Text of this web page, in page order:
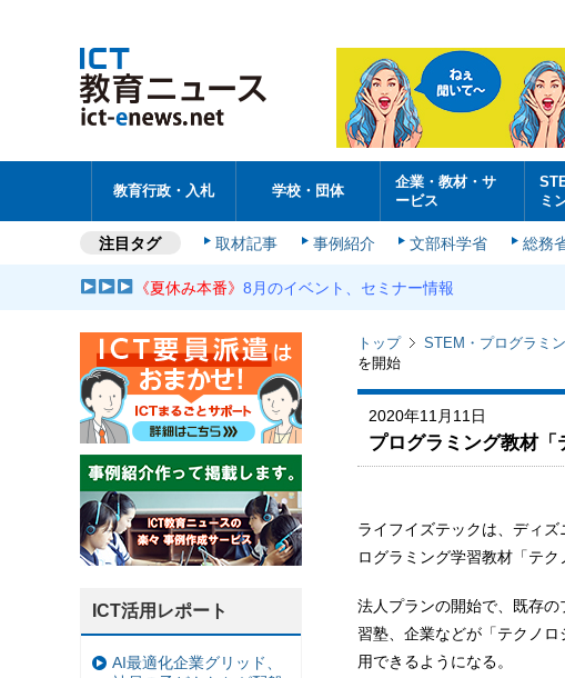
教育行政・入札 学校・団体
企業・教材・サ
ービス
ミ
注目タグ 取材記事 事例紹介 文部科学省 総務
《夏休み本番》8月のイベント、セミナー情報
トップ STEM・プログラミ
を開始
2020年11月11日
プログラミング教材
ライフイズテックは、ディ
ログラミング学習教材「テ
法人プランの開始で、既存
習塾、企業などが「テクノ
用できるようになる。
ICT活用レポート
AI最適化企業グリッド、